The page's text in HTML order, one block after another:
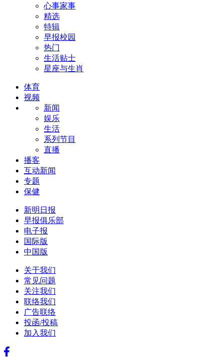
心事家事
精选
特辑
早报校园
热门
生活贴士
星座与生肖
体育
视频
新闻
娱乐
生活
系列节目
直播
播客
互动新闻
专题
保健
新明日报
早报俱乐部
电子报
国际版
中国版
关于我们
常见问题
关注我们
联络我们
广告联络
投函/投稿
加入我们